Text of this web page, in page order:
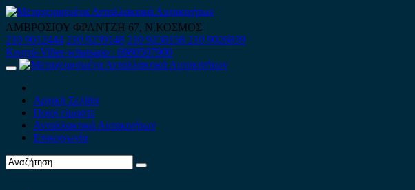
Skip
to
content
ΑΜΒΡΟΣΙΟΥ ΦΡΑΝΤΖΗ 67, Ν.ΚΟΣΜΟΣ
210 9012444 210 9239148 210 9238158 210 9026839
Κινητό-Viber-whatsapp : 6980507900
Primary
Αρχική Σελίδα
Ποιοί είμαστε
Ανταλλακτικά Αυτοκινήτων
Επικοινωνία